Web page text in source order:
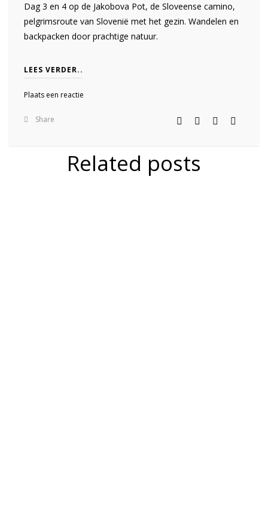
Dag 3 en 4 op de Jakobova Pot, de Sloveense camino,
pelgrimsroute van Slovenië met het gezin. Wandelen en
backpacken door prachtige natuur.
LEES VERDER..
Plaats een reactie
Share
Related posts